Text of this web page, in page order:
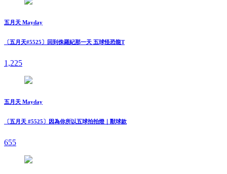
五月天 Mayday
〔五月天#5525〕回到侏羅紀那一天 五球怪恐龍T
1,225
五月天 Mayday
〔五月天 #5525〕因為你所以五球拍拍燈｜獸球款
655